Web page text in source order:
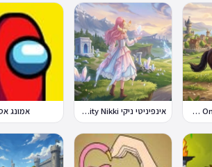
סטאר סטייבל Star Stable Online אינפיניטי ניקי Infinity Nikki אמונג